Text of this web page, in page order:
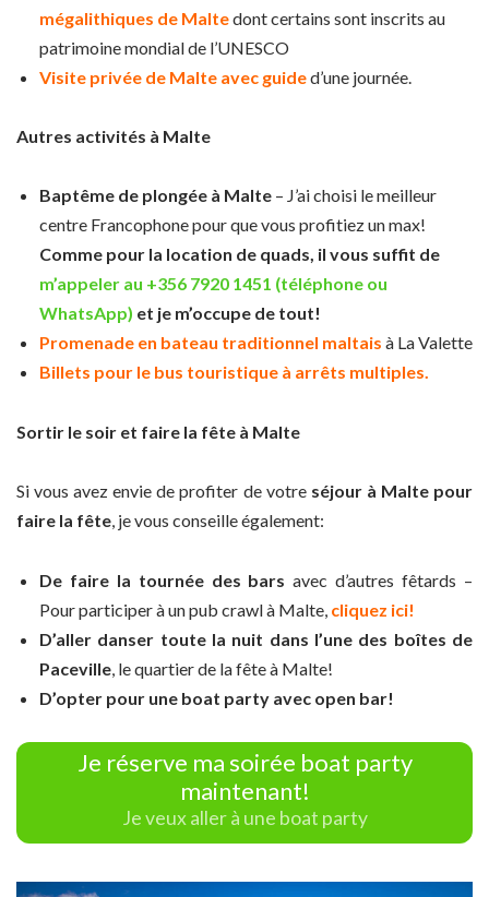
mégalithiques de Maltedont certains sont inscrits au
patrimoine mondial de l’UNESCO
Visite privée de Malte avec guided’une journée.
Autres activités à Malte
Baptême de plongée à Malte – J’ai choisi le meilleur
centre Francophone pour que vous profitiez un max!
Comme pour la location de quads, il vous suffit de
m’appeler au +356 7920 1451 (téléphone ou
WhatsApp) et je m’occupe de tout!
Promenade en bateau traditionnel maltais à La Valette
Billets pour le bus touristique à arrêts multiples.
Sortir le soir et faire la fête à Malte
Si vous avez envie de profiter de votre séjour à Malte pour
faire la fête, je vous conseille également:
De faire la tournée des bars avec d’autres fêtards –
Pour participer à un pub crawl à Malte, cliquez ici!
D’aller danser toute la nuit dans l’une des boîtes de
Paceville , le quartier de la fête à Malte!
D’opter pour une boat party avec open bar!
Je réserve ma soirée boat party
maintenant!
Je veux aller à une boat party